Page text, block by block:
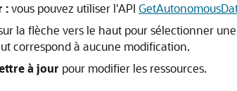
:vous pouvez utiliser l'API
la flèche vers le haut pour sélectionner
correspond à aucune modification.
à jour pour modifier les ressources.